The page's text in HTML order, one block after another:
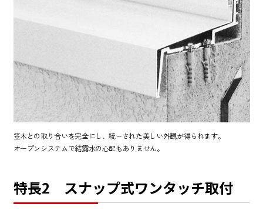
笠木との取り合いを完全にし、統−された美しい外観が得られます。
オープンシステムで結露水の心配もありません。
特長2 スナップ式ワンタッチ取付